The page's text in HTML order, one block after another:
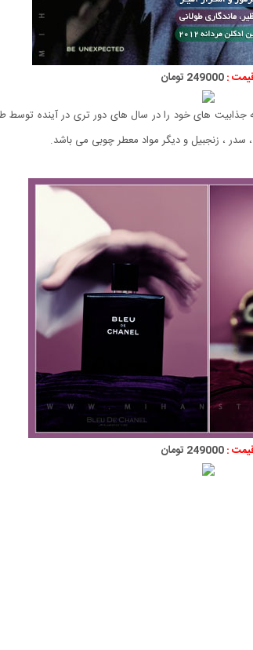
:249000 تومان
جذابیت های خود را در سال های دور تری در آینده
سدر ، زنجبیل و دیگر مواد معطر چوبی می باشد.
:249000 تومان